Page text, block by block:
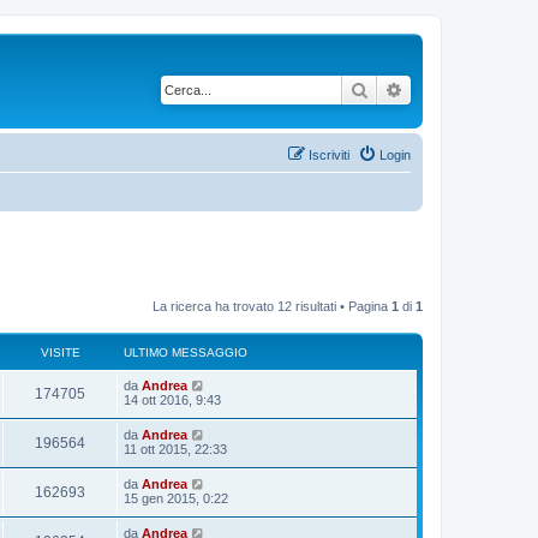
Cerca
Login
Iscriviti
La ricerca ha trovato 12 risultati • Pagina 1 di 1
VISITE ULTIMO MESSAGGIO
174705
i
t
U
m
o
m
e
s
s
a
da Andrea
14 ott 2016, 9:43
196564V
i
U
m
o
m
e
da Andrea
11 ott 2015, 22:33
162693
i
U
da Andrea
15 gen 2015, 0:22
U
da Andrea